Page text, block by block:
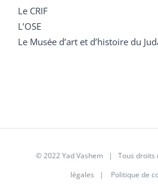
Le CRIF
L’OSE
Le Musée d’art et d’histoire du
© 2022 Yad Vashem | Tous
légales | Politique de